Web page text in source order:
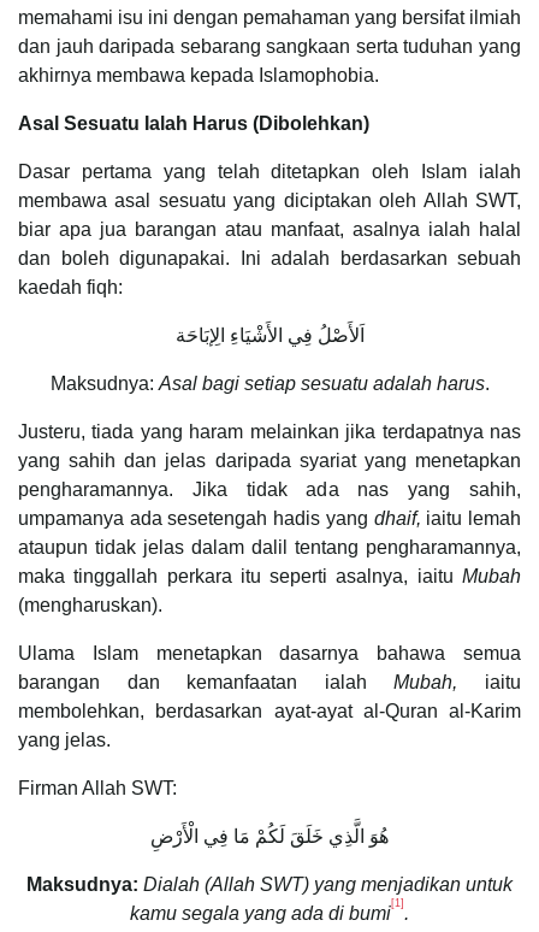
memahami isu ini dengan pemahaman yang bersifat ilmiah
dan jauh daripada sebarang sangkaan serta tuduhan yang
akhirnya membawa kepada Islamophobia.
Asal Sesuatu Ialah Harus (Dibolehkan)
Dasar pertama yang telah ditetapkan oleh Islam ialah
membawa asal sesuatu yang diciptakan oleh Allah SWT,
biar apa jua barangan atau manfaat, asalnya ialah halal
dan boleh digunapakai. Ini adalah berdasarkan sebuah
kaedah fiqh:
اَلأَصْلُ فِي الأَشْيَاءِ الِإبَاحَة
Maksudnya: Asal bagi setiap sesuatu adalah harus.
Justeru, tiada yang haram melainkan jika terdapatnya nas
yang sahih dan jelas daripada syariat yang menetapkan
pengharamannya. Jika tidak ada nas yang sahih,
umpamanya ada sesetengah hadis yang dhaif, iaitu lemah
ataupun tidak jelas dalam dalil tentang pengharamannya,
maka tinggallah perkara itu seperti asalnya, iaitu Mubah
(mengharuskan).
Ulama Islam menetapkan dasarnya bahawa semua
barangan dan kemanfaatan ialahMubah, iaitu
membolehkan, berdasarkan ayat-ayat al-Quran al-Karim
yang jelas.
Firman Allah SWT:
هُوَ الَّذِي خَلَقَ لَكُمْ مَا فِي الْأَرْضِ
Maksudnya: Dialah (Allah SWT) yang menjadikan untuk
kamu segala yang ada di bumi[1] .